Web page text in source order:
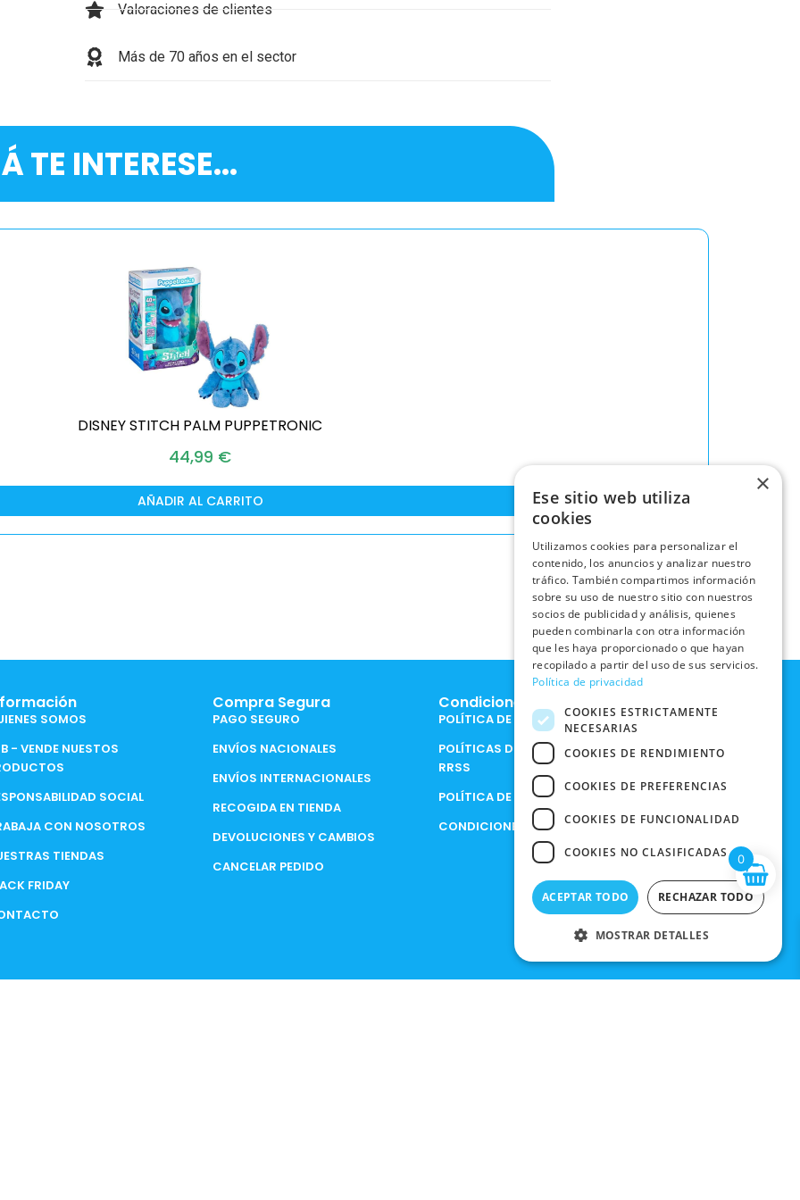
Valoraciones de clientes
Más de 70 años en el sector
TE INTERESE...
DISNEY STITCH PALM PUPPETRONIC
44,99 €
AÑADIR AL CARRITO
SOMOS
- VENDE NUESTOS
SOCIAL
CON NOSOTROS
TIENDAS
FRIDAY
Compra Segura
PAGO SEGURO
ENVÍOS NACIONALES
ENVÍOS INTERNACIONALES
RECOGIDA EN TIENDA
DEVOLUCIONES Y CAMBIOS
CANCELAR PEDIDO
Condiciones Legales
POLÍTICA DE COOKIES
POLÍTICAS DE PRIVACIDAD EN
RRSS
POLÍTICA DE PRIVACIDAD
CONDICIONES DE COMPRA
0
×
Ese sitio web utiliza
cookies
Utilizamos cookies para personalizar el
contenido, los anuncios y analizar nuestro
tráfico. También compartimos información
sobre su uso de nuestro sitio con nuestros
socios de publicidad y análisis, quienes
pueden combinarla con otra información
que les haya proporcionado o que hayan
recopilado a partir del uso de sus servicios.
Política de privacidad
COOKIES ESTRICTAMENTE
NECESARIAS
COOKIES DE RENDIMIENTO
COOKIES DE PREFERENCIAS
COOKIES DE FUNCIONALIDAD
COOKIES NO CLASIFICADAS
ACEPTAR TODO RECHAZAR TODO
MOSTRAR DETALLES